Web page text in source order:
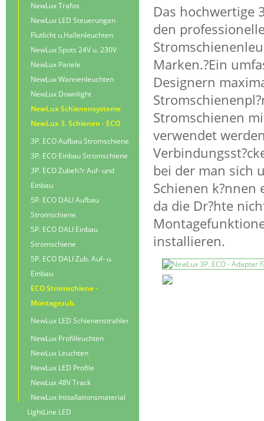
Das hochwertige
den
Marken.?Ein
Designern
Stromschienen
verwendet
bei der man sich
Schienen
da die Dr?hte
installieren.
NewLux Trafos
NewLux LED Steuerungen
Flutlicht u.Hallenleuchten
NewLux Spots 24V u. 230V
NewLux Panele
NewLux Wannenleuchten
NewLux Downlight
NewLux Schienensysteme
NewLux 3. Schienen - ECO
3P. ECO Aufbau Stromschiene
3P. ECO Einbau Stromschiene
3P. ECO Zubeh?r Auf- und
Einbau
5P. ECO DALI Aufbau
Stromschiene
5P. ECO DALI Einbau
Stromschiene
5P. ECO DALI Zub. Auf- u.
Einbau
ECO Stromschiene -
Montagezub.
NewLux LED Schienenstrahler
NewLux Profilleuchten
NewLux Leuchten
NewLux LED Profile
NewLux 48V Track
NewLux Installationsmaterial
LightLine LED